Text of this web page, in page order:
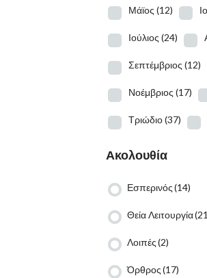
Μάϊος (12)
Ιούλιος (24)
Σεπτέμβριος (12)
Νοέμβριος (17)
Τριώδιο(37)
Ακολουθία
Εσπερινός(14)
Θεία Λειτουργία
Λοιπές(2)
Όρθρος(17)